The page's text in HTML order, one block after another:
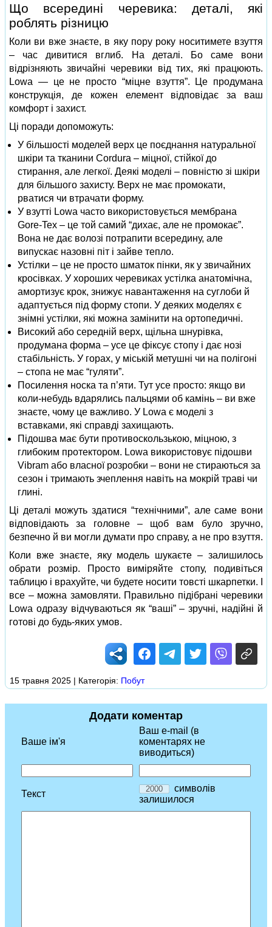
Що всередині черевика: деталі, які
роблять різницю
Коли ви вже знаєте, в яку пору року носитимете взуття
– час дивитися вглиб. На деталі. Бо саме вони
відрізняють звичайні черевики від тих, які працюють.
Lowa — це не просто “міцне взуття”. Це продумана
конструкція, де кожен елемент відповідає за ваш
комфорт і захист.
Ці поради допоможуть:
У більшості моделей верх це поєднання натуральної
шкіри та тканини Cordura – міцної, стійкої до
стирання, але легкої. Деякі моделі – повністю зі шкіри
для більшого захисту. Верх не має промокати,
рватися чи втрачати форму.
У взутті Lowa часто використовується мембрана
Gore-Tex – це той самий “дихає, але не промокає”.
Вона не дає волозі потрапити всередину, але
випускає назовні піт і зайве тепло.
Устілки – це не просто шматок пінки, як у звичайних
кросівках. У хороших черевиках устілка анатомічна,
амортизує крок, знижує навантаження на суглоби й
адаптується під форму стопи. У деяких моделях є
знімні устілки, які можна замінити на ортопедичні.
Високий або середній верх, щільна шнурівка,
продумана форма – усе це фіксує стопу і дає нозі
стабільність. У горах, у міській метушні чи на полігоні
– стопа не має “гуляти”.
Посилення носка та п’яти. Тут усе просто: якщо ви
коли-небудь вдарялись пальцями об камінь – ви вже
знаєте, чому це важливо. У Lowa є моделі з
вставками, які справді захищають.
Підошва має бути противоскользькою, міцною, з
глибоким протектором. Lowa використовує підошви
Vibram або власної розробки – вони не стираються за
сезон і тримають зчеплення навіть на мокрій траві чи
глині.
Ці деталі можуть здатися “технічними”, але саме вони
відповідають за головне – щоб вам було зручно,
безпечно й ви могли думати про справу, а не про взуття.
Коли вже знаєте, яку модель шукаєте – залишилось
обрати розмір. Просто виміряйте стопу, подивіться
таблицю і врахуйте, чи будете носити товсті шкарпетки. І
все – можна замовляти. Правильно підібрані черевики
Lowa одразу відчуваються як “ваші” – зручні, надійні й
готові до будь-яких умов.
15 травня 2025 | Категорія: Побут
Додати коментар
Ваше ім'я
Ваш e-mail (в
коментарях не
виводиться)
Текст
символів
залишилося